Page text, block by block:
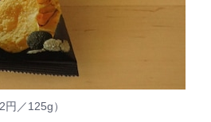
／125g）